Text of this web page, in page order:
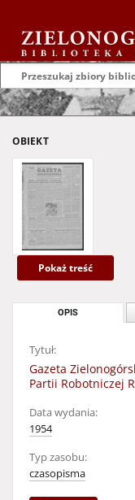
OBIEKT
Pokaż treść
OPIS
Tytuł:
Gazeta
Partii Robotniczej
Data wydania:
1954
Typ zasobu:
czasopisma